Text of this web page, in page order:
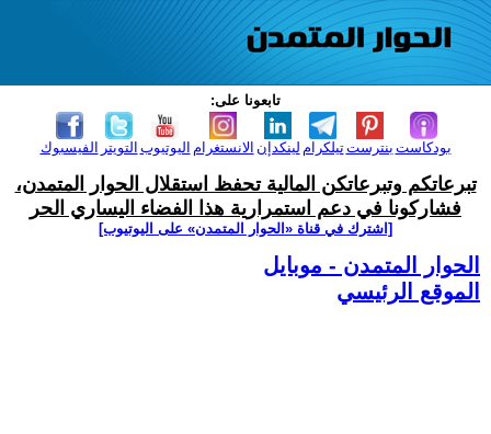
تابعونا على:
الفيسبوك التويتر اليوتيوب الانستغرام لينكدإن تيلكرامبنترست بودكاست
تبرعاتكم وتبرعاتكن المالية تحفظ استقلال الحوار المتمدن،
فشاركونا في دعم استمرارية هذا الفضاء اليساري الحر
[اشترك في قناة ‫«الحوار المتمدن» على اليوتيوب]
الحوار المتمدن - موبايل
الموقع الرئيسي